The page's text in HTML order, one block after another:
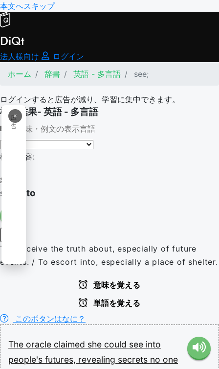
本文へスキップ
DiQt
法人様向け
ログイン
ホーム
辞書 英語 - 多言語 see;
ログインすると広告が減り、学習に集中できます。
×
広
告
検索結果- 英語 - 多言語
意味・例文の表示言語
検索内容:
see;
see into
To perceive the truth about, especially of future
events. / To escort into, especially a place of shelter.
意味を覚える
単語を覚える
このボタンはなに？
The oracle claimed she could see into
people's futures, revealing secrets no one